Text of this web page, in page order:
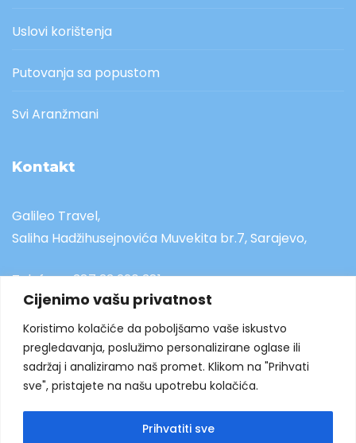
Cijenimo vašu privatnost
Koristimo kolačiće da poboljšamo vaše iskustvo
pregledavanja, poslužimo personalizirane oglase ili
sadržaj i analiziramo naš promet. Klikom na "Prihvati
sve", pristajete na našu upotrebu kolačića.
Prihvatiti sve
Uslovi korištenja
Putovanja sa popustom
Svi Aranžmani
Kontakt
Galileo Travel,
Saliha Hadžihusejnovića Muvekita br.7, Sarajevo,
Telefon:+ 387 33 220 381
Mobitel: + 387 61 030 832
Email:info@galileotravel.ba